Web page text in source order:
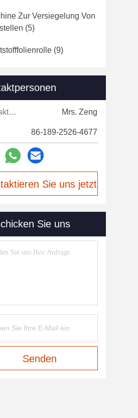
Zur Versiegelung Von
(5)
(9)
Kontaktpersonen: Mrs. Zeng
86-189-2526-4677
Sie uns jetzt
Sie uns
Senden